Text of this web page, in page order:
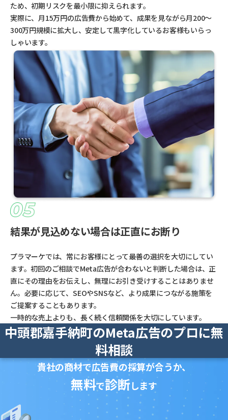
ため、初期リスクを最小限に抑えられます。
実際に、月15万円の広告費から始めて、成果を見ながら月200〜
300万円規模に拡大し、安定して黒字化しているお客様もいらっ
しゃいます。
結果が見込めない場合は正直にお断り
プラマーケでは、常にお客様にとって最善の選択を大切にしてい
ます。初回のご相談でMeta広告が合わないと判断した場合は、正
直にその理由をお伝えし、無理にお引き受けすることはありませ
ん。必要に応じて、SEOやSNSなど、より成果につながる施策を
ご提案することもあります。
一時的な売上よりも、長く続く信頼関係を大切にしています。
中頭郡嘉手納町のMeta広告のプロに無
料相談
貴社の商材で広告費の採算が合うか、
無料で診断します